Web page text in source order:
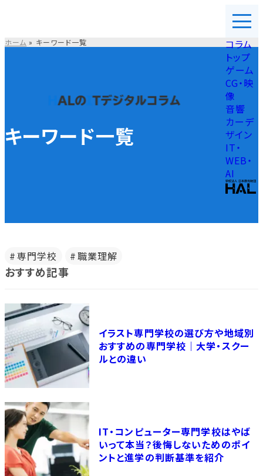
テ
ン
プ
す
コラム
トップ
ゲーム
CG・映
像
音響
カーデ
ザイン
IT・
WEB・
AI
ホーム » キーワード一覧
キーワード一覧
専門学校 職業理解
おすすめ記事
イラスト専門学校の選び方や地域別
おすすめの専門学校｜大学・スクー
ルとの違い
IT・コンピューター専門学校はやば
いって本当？後悔しないためのポイ
ントと進学の判断基準を紹介